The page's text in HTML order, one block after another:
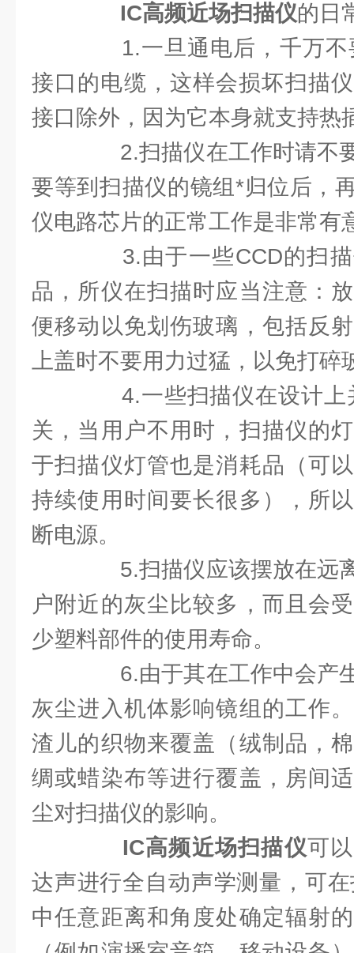
IC高频近场扫描仪的日
1.一旦通电后，千万不
接口的电缆，这样会损坏扫描
接口除外，因为它本身就支持热
2.扫描仪在工作时请不
要等到扫描仪的镜组*归位后，
仪电路芯片的正常工作是非常有
3.由于一些CCD的扫描
品，所仪在扫描时应当注意：
便移动以免划伤玻璃，包括反
上盖时不要用力过猛，以免打碎
4.一些扫描仪在设计上
关，当用户不用时，扫描仪的
于扫描仪灯管也是消耗品（可
持续使用时间要长很多），所
断电源。
5.扫描仪应该摆放在远
户附近的灰尘比较多，而且会
少塑料部件的使用寿命。
6.由于其在工作中会产
灰尘进入机体影响镜组的工作
渣儿的织物来覆盖（绒制品，
绸或蜡染布等进行覆盖，房间
尘对扫描仪的影响。
IC高频近场扫描仪可
达声进行全自动声学测量，可
中任意距离和角度处确定辐射